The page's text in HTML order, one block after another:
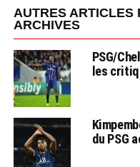
AUTRES ARTICLES
ARCHIVES
PSG/
les
du PSG